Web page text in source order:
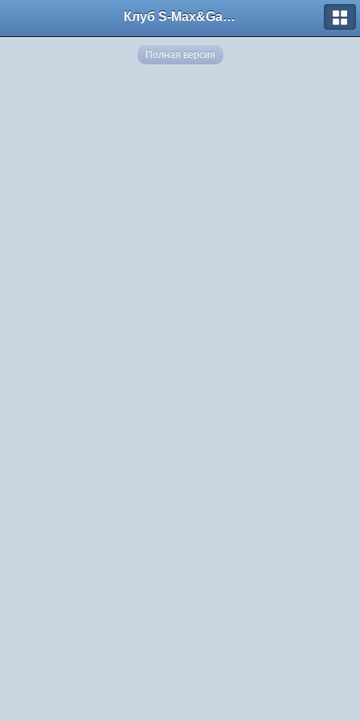
Клуб S-Max&Galaxy
Полная версия